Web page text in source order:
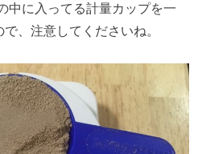
中に入ってる計量カップを一
、注意してくださいね。